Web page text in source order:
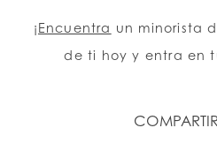
¡Encuentra un minorista
de ti hoy y entra en